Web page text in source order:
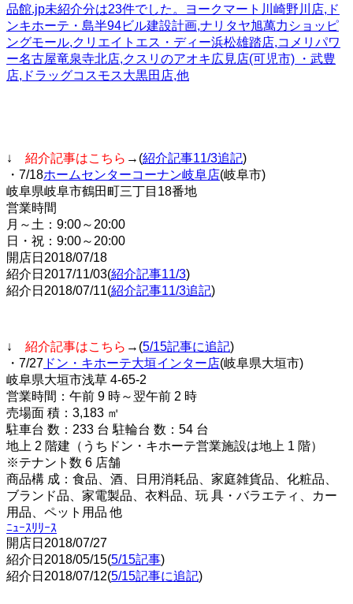
品館.jp未紹介分は23件でした。ヨークマート川崎野川店,ド
ンキホーテ・島半94ビル建設計画,ナリタヤ旭萬力ショッピ
ングモール,クリエイトエス・ディー浜松雄踏店,コメリパワ
ー名古屋竜泉寺北店,クスリのアオキ広見店(可児市) ・武豊
店,ドラッグコスモス大黒田店,他
↓ 紹介記事はこちら →(紹介記事11/3追記)
・7/18ホームセンターコーナン岐阜店(岐阜市)
岐阜県岐阜市鶴田町三丁目18番地
営業時間
月～土：9:00～20:00
日・祝：9:00～20:00
開店日2018/07/18
紹介日2017/11/03(紹介記事11/3)
紹介日2018/07/11(紹介記事11/3追記)
↓ 紹介記事はこちら →(5/15記事に追記)
・7/27 ドン・キホーテ大垣インター店(岐阜県大垣市)
岐阜県大垣市浅草 4-65-2
営業時間：午前 9 時～翌午前 2 時
売場面 積：3,183 ㎡
駐車台 数：233 台 駐輪台 数：54 台
地上 2 階建（うちドン・キホーテ営業施設は地上 1 階）
※テナント数 6 店舗
商品構 成：食品、酒、日用消耗品、家庭雑貨品、化粧品、
ブランド品、家電製品、衣料品、玩 具・バラエティ、カー
用品、ペット用品 他
ﾆｭｰｽﾘﾘｰｽ
開店日2018/07/27
紹介日2018/05/15(5/15記事)
紹介日2018/07/12(5/15記事に追記)